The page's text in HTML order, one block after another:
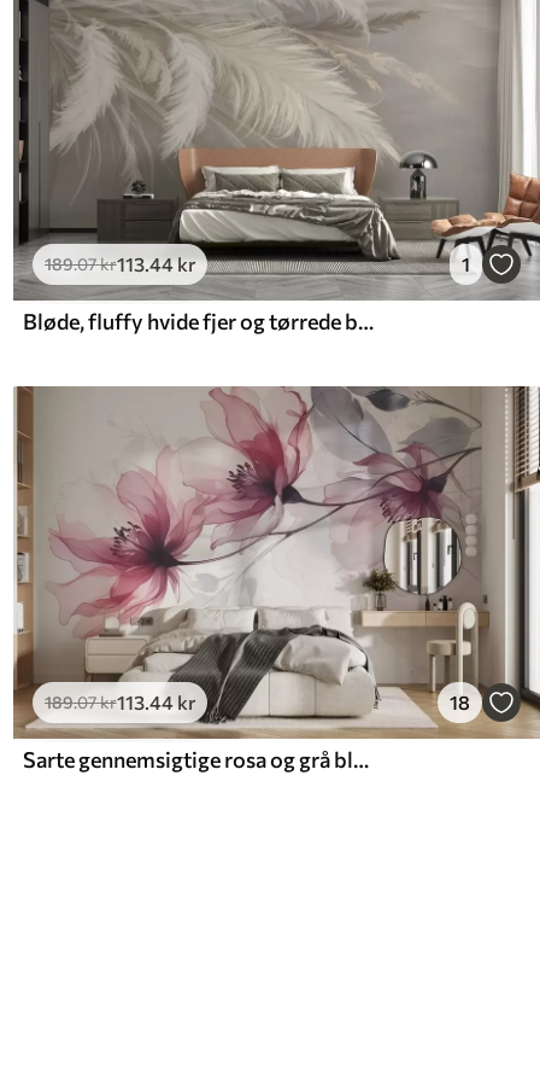
189.07kr113.44kr 1
Bløde, fluffy hvide fjer og tørrede blomster på en neutral pastelbeige baggrund
189.07kr113.44 kr 18
Sarte gennemsigtige rosa og grå blomster med bløde, slørede kronblade på hvid baggrund